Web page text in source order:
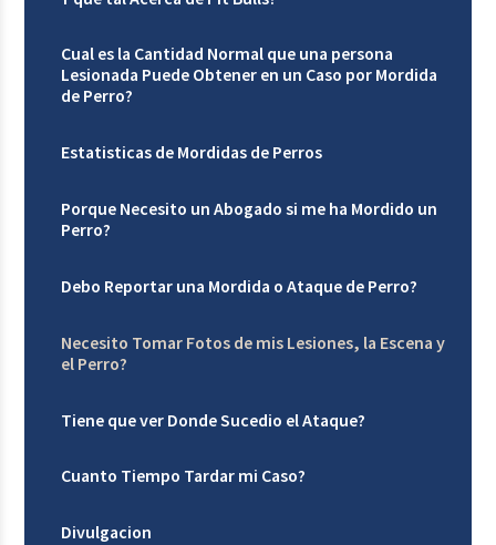
Cual es la Cantidad Normal que una persona
Lesionada Puede Obtener en un Caso por Mordida
de Perro?
Estatisticas de Mordidas de Perros
Porque Necesito un Abogado si me ha Mordido un
Perro?
Debo Reportar una Mordida o Ataque de Perro?
Necesito Tomar Fotos de mis Lesiones, la Escena y
el Perro?
Tiene que ver Donde Sucedio el Ataque?
Cuanto Tiempo Tardar mi Caso?
Divulgacion